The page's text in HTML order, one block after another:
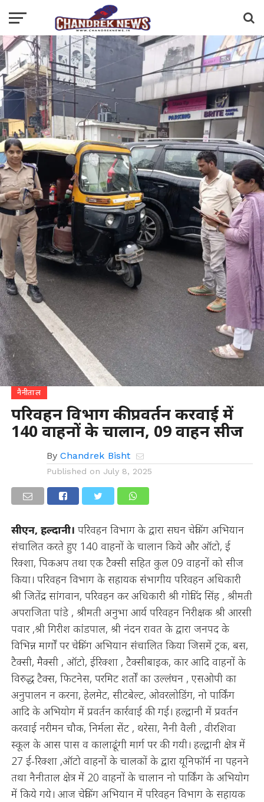
नैनीताल
परिवहन विभाग की प्रवर्तन करवाई में
140 वाहनों के चालान, 09 वाहन सीज
By Chandrek Bisht
Published on July 8, 2025
सीएन, हल्दानी। परिवहन विभाग के द्वारा सघन चेकिंग अभियान
संचालित करते हुए 140 वाहनों के चालान किये और ऑटो, ई
रिक्शा, पिकअप तथा एक टैक्सी सहित कुल 09 वाहनों को सीज
किया। परिवहन विभाग के सहायक संभागीय परिवहन अधिकारी
श्री जितेंद्र सांगवान, परिवहन कर अधिकारी श्री गोविंद सिंह , श्रीमती
अपराजिता पांडे , श्रीमती अनुभा आर्य परिवहन निरीक्षक श्री आरसी
पवार ,श्री गिरीश कांडपाल, श्री नंदन रावत के द्वारा जनपद के
विभिन्न मार्गों पर चेकिंग अभियान संचालित किया जिसमें ट्रक, बस,
टैक्सी, मैक्सी , ऑटो, ईरिक्शा , टैक्सीबाइक, कार आदि वाहनों के
विरुद्ध टैक्स, फिटनेस, परमिट शर्तों का उल्लंघन , एसओपी का
अनुपालन न करना, हेलमेट, सीटबेल्ट, ओवरलोडिंग, नो पार्किंग
आदि के अभियोग में प्रवर्तन कार्रवाई की गई। हल्द्वानी में प्रवर्तन
करवाई नरीमन चौक, निर्मला सेंट , थरेसा, नैनी वैली , वीरशिवा
स्कूल के आस पास व कालाढूंगी मार्ग पर की गयी। हल्द्वानी क्षेत्र में
27 ई-रिक्शा ,ऑटो वाहनों के चालकों के द्वारा यूनिफॉर्म ना पहनने
तथा नैनीताल क्षेत्र में 20 वाहनों के चालान नो पार्किंग के अभियोग
में किये गये। आज चेकिंग अभियान में परिवहन विभाग के सहायक